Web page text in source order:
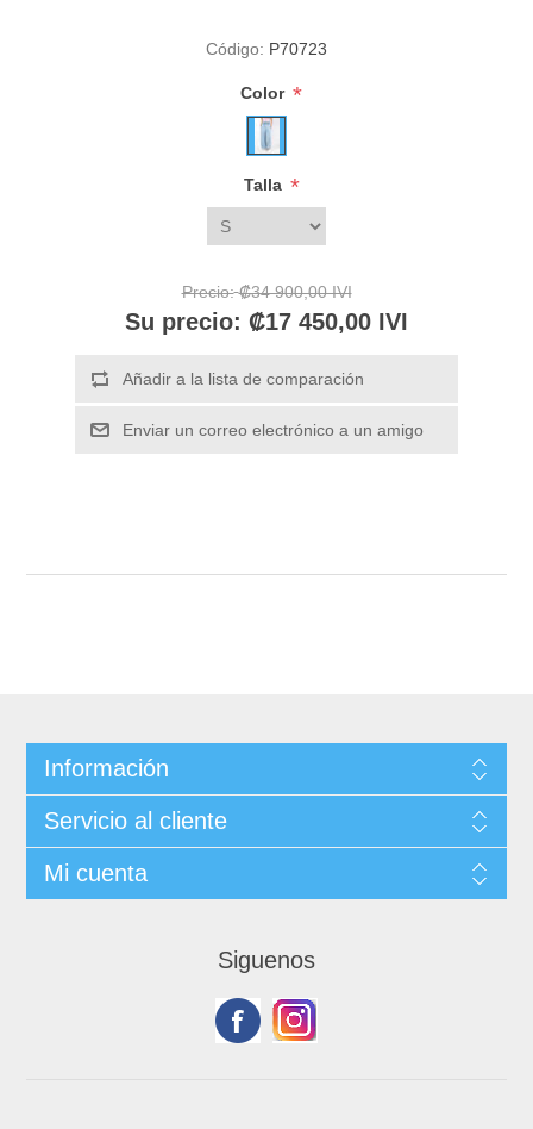
Código: P70723
Color *
Talla *
Precio: ₡34 900,00 IVI
Su precio: ₡17 450,00 IVI
Información
Servicio al cliente
Mi cuenta
Siguenos